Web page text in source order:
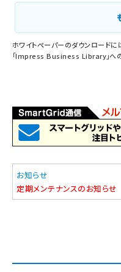
ホワイトペーパーのダウンロードに
「Impress Business Library」
お知らせ
定期メンテナンスのお知らせ